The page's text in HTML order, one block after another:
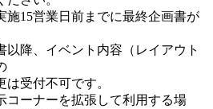
15営業日前までに最終企画書が
降、イベント内容（レイアウト
受付不可です。
コーナーを拡張して利用する場